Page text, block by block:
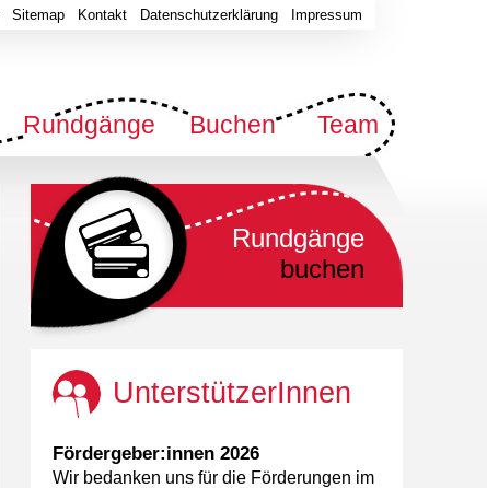
Rundgänge Buchen Team
Sitemap Kontakt Datenschutzerklärung Impressum
Rundgänge
buchen
UnterstützerInnen
Fördergeber:innen 2026
Wir bedanken uns für die Förderungen im